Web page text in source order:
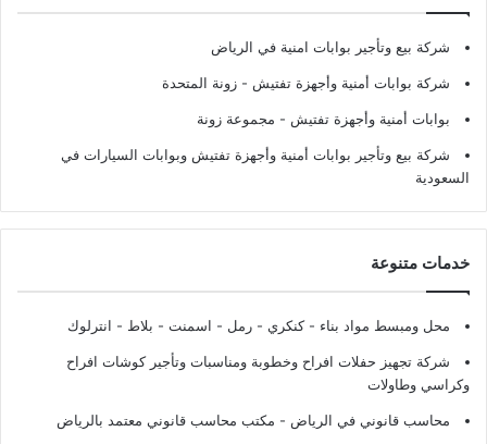
شركة بيع وتأجير بوابات امنية في الرياض
شركة بوابات أمنية وأجهزة تفتيش - زونة المتحدة
بوابات أمنية وأجهزة تفتيش - مجموعة زونة
شركة بيع وتأجير بوابات أمنية وأجهزة تفتيش وبوابات السيارات في
السعودية
خدمات متنوعة
محل ومبسط مواد بناء - كنكري - رمل - اسمنت - بلاط - انترلوك
شركة تجهيز حفلات افراح وخطوبة ومناسبات وتأجير كوشات افراح
وكراسي وطاولات
محاسب قانوني في الرياض - مكتب محاسب قانوني معتمد بالرياض